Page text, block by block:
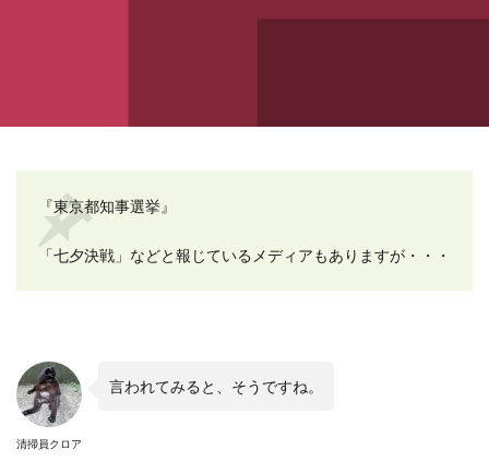
『東京都知事選挙』
「七夕決戦」などと報じているメディアもありますが・・・
清掃員クロア
言われてみると、そうですね。